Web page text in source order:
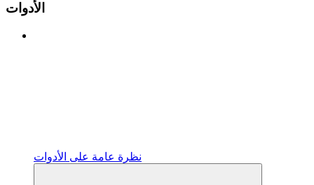
الأدوات
نظرة عامة على الأدوات